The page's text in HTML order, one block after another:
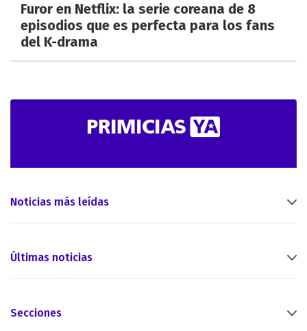
Furor en Netflix: la serie coreana de 8
episodios que es perfecta para los fans
del K-drama
Noticias más leídas
Últimas noticias
Secciones